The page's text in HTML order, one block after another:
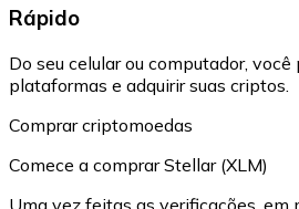
Rápido
Do seu celular ou computador,
plataformas e adquirir suas criptos.
Comprar criptomoedas
Comece a comprar Stellar (XLM)
Uma vez feitas as verificações, em